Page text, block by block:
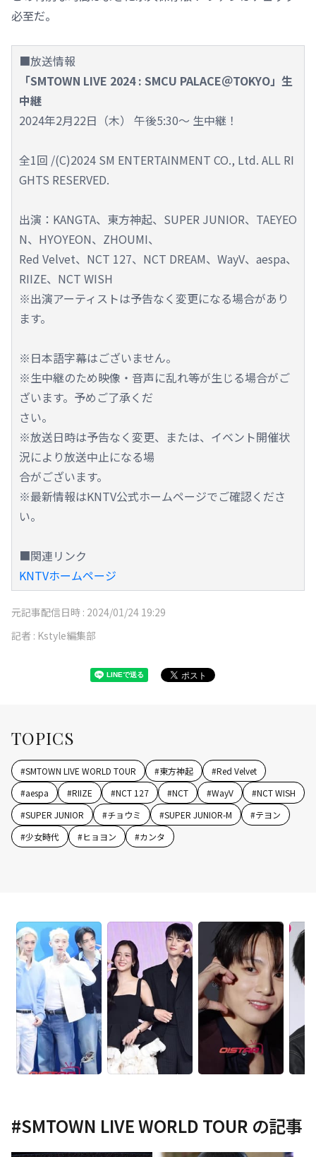
必至だ。
■放送情報
「SMTOWN LIVE 2024 : SMCU PALACE＠TOKYO」生
中継
2024年2月22日（木） 午後5:30～ 生中継！
全1回 /(C)2024 SM ENTERTAINMENT CO., Ltd. ALL RI
GHTS RESERVED.
出演：KANGTA、東方神起、SUPER JUNIOR、TAEYEO
N、HYOYEON、ZHOUMI、
Red Velvet、NCT 127、NCT DREAM、WayV、aespa、
RIIZE、NCT WISH
※出演アーティストは予告なく変更になる場合があり
ます。
※日本語字幕はございません。
※生中継のため映像・音声に乱れ等が生じる場合がご
ざいます。予めご了承くだ
さい。
※放送日時は予告なく変更、または、イベント開催状
況により放送中止になる場
合がございます。
※最新情報はKNTV公式ホームページでご確認くださ
い。
■関連リンク
KNTVホームページ
元記事配信日時 : 2024/01/24 19:29
記者 : Kstyle編集部
TOPICS
#SMTOWN LIVE WORLD TOUR #東方神起 #Red Velvet
#aespa #RIIZE #NCT 127 #NCT #WayV #NCT WISH
#SUPER JUNIOR #チョウミ #SUPER JUNIOR-M #テヨン
#少女時代 #ヒョヨン #カンタ
#SMTOWN LIVE WORLD TOUR の記事